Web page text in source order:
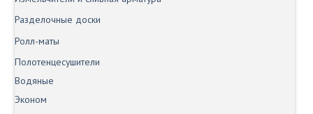
Разделочные доски
Ролл-маты
Полотенцесушители
Водяные
Эконом